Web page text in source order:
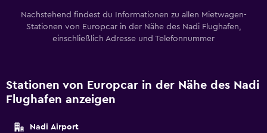
Nachstehend findest du Informationen zu allen Mietwagen-
Stationen von Europcar in der Nähe des Nadi Flughafen,
einschließlich Adresse und Telefonnummer
Stationen von Europcar in der Nähe des Nadi
Flughafen anzeigen
Nadi Airport